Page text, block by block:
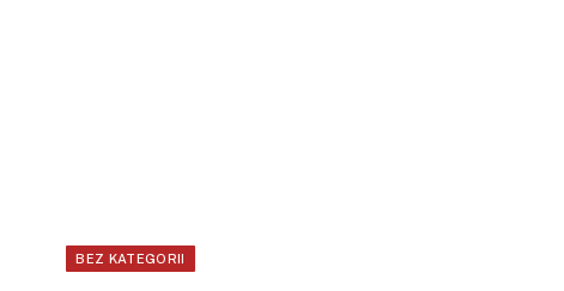
BEZ KATEGORII